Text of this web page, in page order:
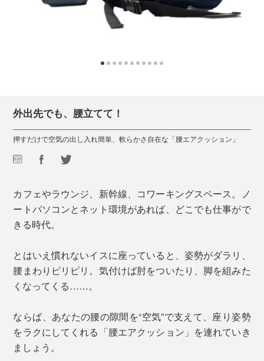
外出先でも、腰立てて！
押すだけで空気の出し入れ簡単、軟らかさ自在な「腰エアクッション」
カフェやラウンジ、新幹線、コワーキングスペース。ノ
ートパソコンとネット環境があれば、どこでも仕事がで
きる時代。
とはいえ慣れないイスに座っていると、姿勢がダラリ、
腰まわりピリピリ。気付けば肘をついたり、脚を組みた
くなってくる……。
ならば、あなたの腰の隙間を“空気”で支えて、座り姿勢
をラクにしてくれる「腰エアクッション」を連れていき
ましょう。